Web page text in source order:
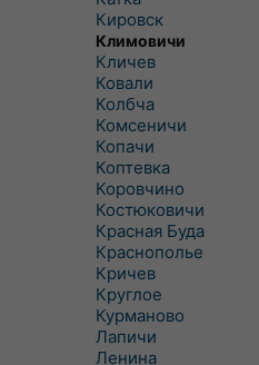
Кировск
Климовичи
Кличев
Ковали
Колбча
Комсеничи
Копачи
Коптевка
Коровчино
Костюковичи
Красная Буда
Краснополье
Кричев
Круглое
Курманово
Лапичи
Ленина